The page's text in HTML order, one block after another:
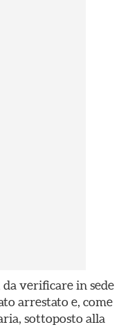
verificare in sede
arrestato e, come
sottoposto alla